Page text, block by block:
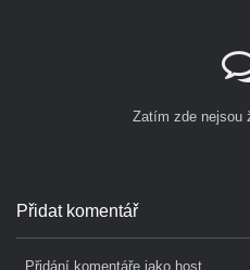
Zatím zde nejsou
Přidat komentář
Přidání komentáře jako host.